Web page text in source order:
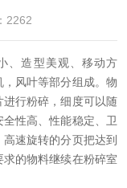
2262
、造型美观、移动方
风叶等部分组成。物
行粉碎，细度可以随
性高、性能稳定、卫
速旋转的分页把达到
的物料继续在粉碎室